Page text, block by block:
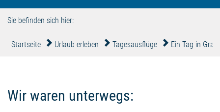
Sie befinden sich hier:
Startseite Urlaub erleben Tagesausflüge Ein Tag in
Wir waren unterwegs: